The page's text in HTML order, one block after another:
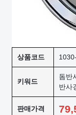
상품코드
키워드
돔반
반사
판매가격